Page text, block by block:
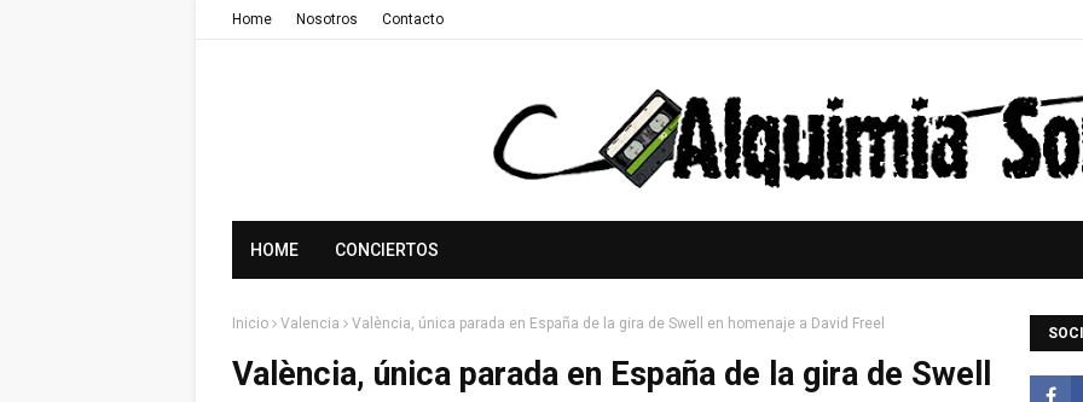
Home Nosotros Contacto
HOME CONCIERTOS
Inicio Valencia València, única parada en España de la gira de Swell en homenaje a David Freel
València, única parada en España de la gira de Swell